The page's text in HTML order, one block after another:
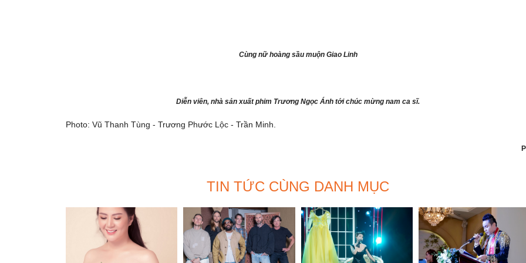
Cùng nữ hoàng sầu muộn Giao Linh
Diễn viên, nhà sản xuất phim Trương Ngọc Ánh tới chúc mừng nam ca sĩ.
Photo: Vũ Thanh Tùng - Trương Phước Lộc - Trần Minh.
TIN TỨC CÙNG DANH MỤC